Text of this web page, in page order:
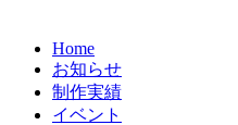
Home
お知らせ
制作実績
イベント